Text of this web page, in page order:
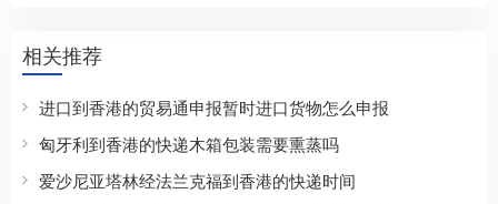
相关推荐
进口到香港的贸易通申报暂时进口货物怎么申报
匈牙利到香港的快递木箱包装需要熏蒸吗
爱沙尼亚塔林经法兰克福到香港的快递时间